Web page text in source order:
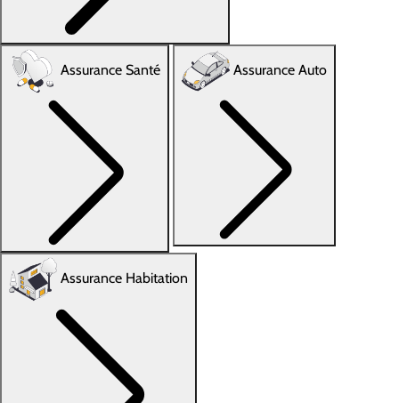
Assurance Santé Assurance Auto
Assurance Habitation